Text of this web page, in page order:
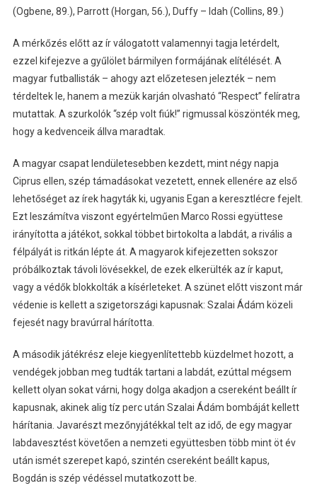
(Ogbene, 89.), Parrott (Horgan, 56.), Duffy – Idah (Collins, 89.)
A mérkőzés előtt az ír válogatott valamennyi tagja letérdelt,
ezzel kifejezve a gyűlölet bármilyen formájának elítélését. A
magyar futballisták – ahogy azt előzetesen jelezték – nem
térdeltek le, hanem a mezük karján olvasható “Respect” felíratra
mutattak. A szurkolók “szép volt fiúk!” rigmussal köszönték meg,
hogy a kedvenceik állva maradtak.
A magyar csapat lendületesebben kezdett, mint négy napja
Ciprus ellen, szép támadásokat vezetett, ennek ellenére az első
lehetőséget az írek hagyták ki, ugyanis Egan a keresztlécre fejelt.
Ezt leszámítva viszont egyértelműen Marco Rossi együttese
irányította a játékot, sokkal többet birtokolta a labdát, a rivális a
félpályát is ritkán lépte át. A magyarok kifejezetten sokszor
próbálkoztak távoli lövésekkel, de ezek elkerülték az ír kaput,
vagy a védők blokkolták a kísérleteket. A szünet előtt viszont már
védenie is kellett a szigetországi kapusnak: Szalai Ádám közeli
fejesét nagy bravúrral hárította.
A második játékrész eleje kiegyenlítettebb küzdelmet hozott, a
vendégek jobban meg tudták tartani a labdát, ezúttal mégsem
kellett olyan sokat várni, hogy dolga akadjon a csereként beállt ír
kapusnak, akinek alig tíz perc után Szalai Ádám bombáját kellett
hárítania. Javarészt mezőnyjátékkal telt az idő, de egy magyar
labdavesztést követően a nemzeti együttesben több mint öt év
után ismét szerepet kapó, szintén csereként beállt kapus,
Bogdán is szép védéssel mutatkozott be.